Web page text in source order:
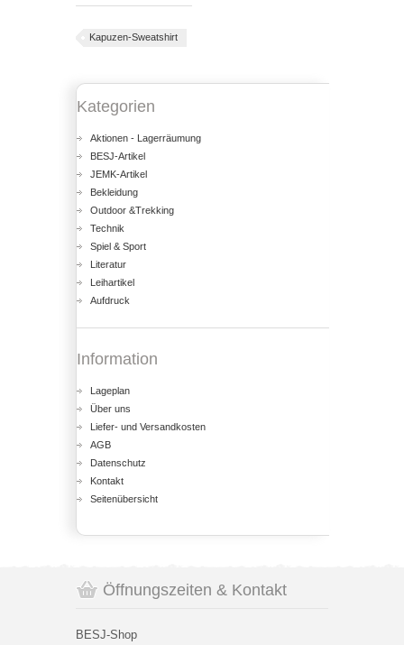
Kapuzen-Sweatshirt
Kategorien
Aktionen - Lagerräumung
BESJ-Artikel
JEMK-Artikel
Bekleidung
Outdoor &Trekking
Technik
Spiel & Sport
Literatur
Leihartikel
Aufdruck
Information
Lageplan
Über uns
Liefer- und Versandkosten
AGB
Datenschutz
Kontakt
Seitenübersicht
Öffnungszeiten & Kontakt
BESJ-Shop